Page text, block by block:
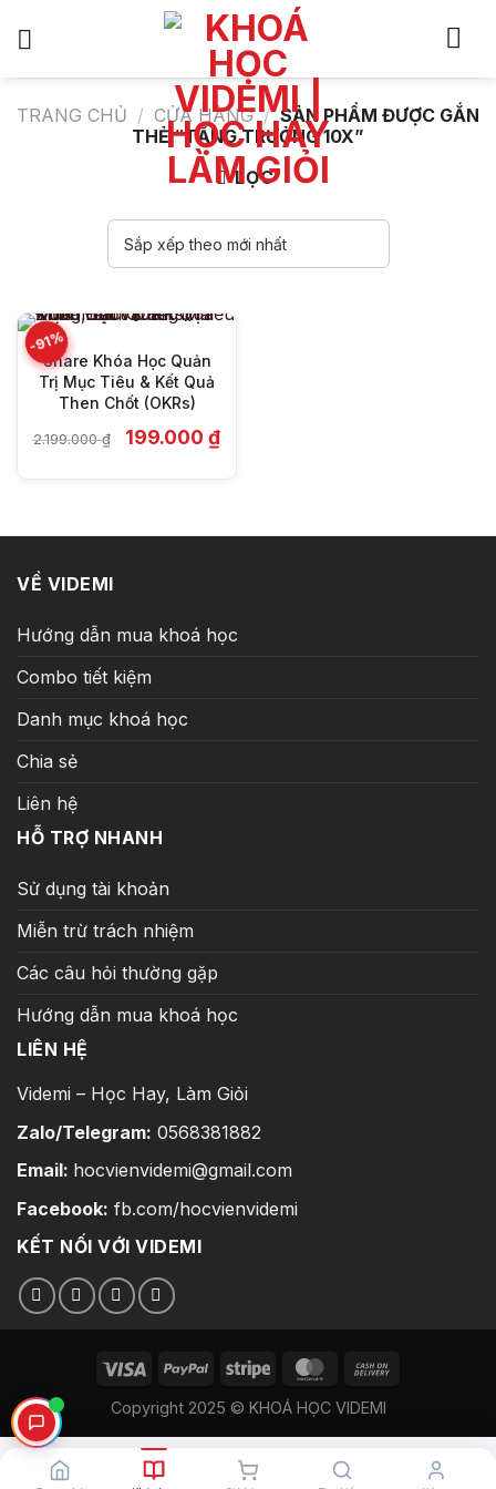
TRANG CHỦ / CỬA HÀNG / SẢN PHẨM ĐƯỢC GẮN
THẺ “TĂNG TRƯỞNG 10X”
LỌC
-91%
Share Khóa Học Quản
Trị Mục Tiêu & Kết Quả
Then Chốt (OKRs)
2.199.000₫ Giá
gốc
199.000₫Giá
VỀ VIDEMI
Hướng dẫn mua khoá học
Combo tiết kiệm
Danh mục khoá học
Chia sẻ
Liên hệ
HỖ TRỢ NHANH
Sử dụng tài khoản
Miễn trừ trách nhiệm
Các câu hỏi thường gặp
Hướng dẫn mua khoá học
LIÊN HỆ
Videmi – Học Hay, Làm Giỏi
Zalo/Telegram: 0568381882
Email: hocvienvidemi@gmail.com
Facebook: fb.com/hocvienvidemi
KẾT NỐI VỚI VIDEMI
Copyright 2025 © KHOÁ HỌC VIDEMI